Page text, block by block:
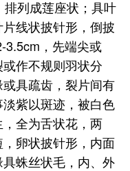
列成莲座状；具叶
线状披针形，倒披
3.5cm，先端尖或
作不规则羽状分
具疏齿，裂片间有
紫以斑迹，被白色
全为舌状花，两
卵状披针形，内面
蛛丝状毛，内、外